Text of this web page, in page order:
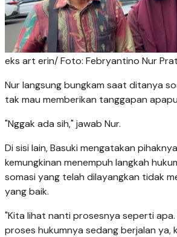
eks art erin/ Foto: Febryantino Nur
Nur langsung bungkam saat ditanya
tak mau memberikan tanggapan
"Nggak ada sih," jawab Nur.
Di sisi lain, Basuki mengatakan
kemungkinan menempuh langkah
somasi yang telah dilayangkan tidak
yang baik.
"Kita lihat nanti prosesnya seperti apa.
proses hukumnya sedang berjalan ya,